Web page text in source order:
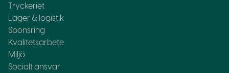
Tryckeriet
Lager & logistik
Sponsring
Kvalitetsarbete
Miljö
Socialt ansvar